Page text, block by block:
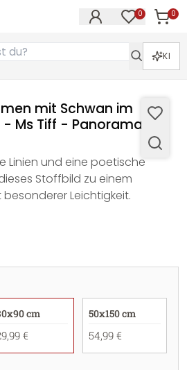
0 0
KI
mit Schwan im
- Ms Tiff - Panorama -
Linien und eine poetische
Stoffbild zu einem
Leichtigkeit.
cm
€
50x150 cm
54,99 €